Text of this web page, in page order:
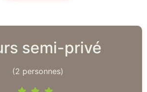
semi-privé
(2 personnes)